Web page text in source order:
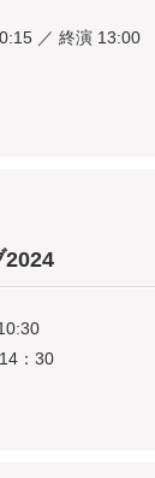
／ 終演 13:00
2024
：30